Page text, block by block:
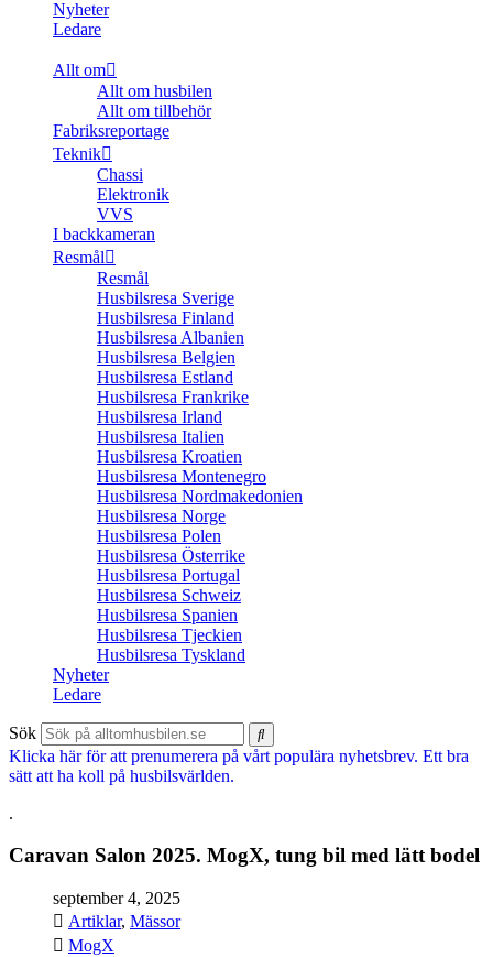
Nyheter
Ledare
Allt om
Allt om husbilen
Allt om tillbehör
Fabriksreportage
Teknik
Chassi
Elektronik
VVS
I backkameran
Resmål
Resmål
Husbilsresa Sverige
Husbilsresa Finland
Husbilsresa Albanien
Husbilsresa Belgien
Husbilsresa Estland
Husbilsresa Frankrike
Husbilsresa Irland
Husbilsresa Italien
Husbilsresa Kroatien
Husbilsresa Montenegro
Husbilsresa Nordmakedonien
Husbilsresa Norge
Husbilsresa Polen
Husbilsresa Österrike
Husbilsresa Portugal
Husbilsresa Schweiz
Husbilsresa Spanien
Husbilsresa Tjeckien
Husbilsresa Tyskland
Nyheter
Ledare
Sök
Klicka här för att prenumerera på vårt populära nyhetsbrev. Ett bra
sätt att ha koll på husbilsvärlden.
.
Caravan Salon 2025. MogX, tung bil med lätt bodel
september 4, 2025
Artiklar, Mässor
MogX